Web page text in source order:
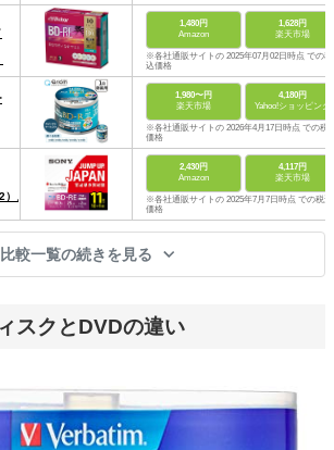
1,480円
Amazon
1,628円
楽天市場
※各社通販サイトの 2025年07月02日時点 での税
込価格
1,980〜円
楽天市場
4,180円
Yahoo!ショッピング
※各社通販サイトの 2026年4月17日時点 での税
価格
』
2,430円
Amazon
4,117円
楽天市場
※各社通販サイトの 2025年7月7日時点 での税込
価格
比較一覧の続きを見る
スクとDVDの違い